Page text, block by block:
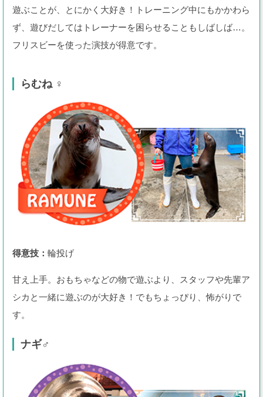
遊ぶことが、とにかく大好き！トレーニング中にもかかわら
ず、遊びだしてはトレーナーを困らせることもしばしば…。
フリスビーを使った演技が得意です。
らむね ♀
得意技： 輪投げ
甘え上手。おもちゃなどの物で遊ぶより、スタッフや先輩ア
シカと一緒に遊ぶのが大好き！でもちょっぴり、怖がりで
す。
ナギ♂